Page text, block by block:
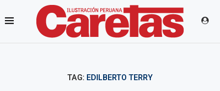
TAG: EDILBERTO TERRY